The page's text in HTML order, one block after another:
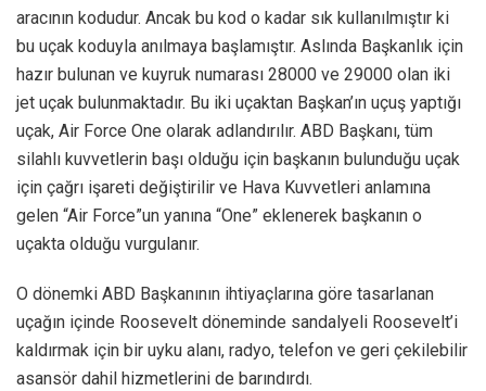
aracının kodudur. Ancak bu kod o kadar sık kullanılmıştır ki
bu uçak koduyla anılmaya başlamıştır. Aslında Başkanlık için
hazır bulunan ve kuyruk numarası 28000 ve 29000 olan iki
jet uçak bulunmaktadır. Bu iki uçaktan Başkan’ın uçuş yaptığı
uçak, Air Force One olarak adlandırılır. ABD Başkanı, tüm
silahlı kuvvetlerin başı olduğu için başkanın bulunduğu uçak
için çağrı işareti değiştirilir ve Hava Kuvvetleri anlamına
gelen “Air Force”un yanına “One” eklenerek başkanın o
uçakta olduğu vurgulanır.
O dönemki ABD Başkanının ihtiyaçlarına göre tasarlanan
uçağın içinde Roosevelt döneminde sandalyeli Roosevelt’i
kaldırmak için bir uyku alanı, radyo, telefon ve geri çekilebilir
asansör dahil hizmetlerini de barındırdı.